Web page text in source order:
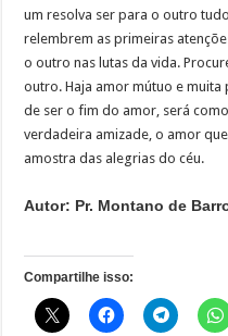
um resolva ser para o outro
relembrem as primeiras
o outro nas lutas da vida.
outro. Haja amor mútuo e muita
de ser o fim do amor, será
verdadeira amizade, o amor
amostra das alegrias do céu.
Autor: Pr. Montano de
Compartilhe isso: